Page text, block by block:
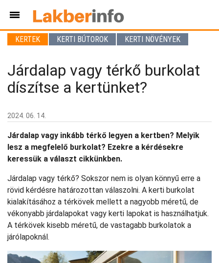
KERTEK KERTI BÚTOROK KERTI NÖVÉNYEK
Járdalap vagy térkő burkolat
díszítse a kertünket?
2024. 06. 14.
Járdalap vagy inkább térkő legyen a kertben? Melyik
lesz a megfelelő burkolat? Ezekre a kérdésekre
keressük a választ cikkünkben.
Járdalap vagy térkő? Sokszor nem is olyan könnyű erre a
rövid kérdésre határozottan válaszolni. A kerti burkolat
kialakításához a térkövek mellett a nagyobb méretű, de
vékonyabb járdalapokat vagy kerti lapokat is használhatjuk.
A térkövek kisebb méretű, de vastagabb burkolatok a
járólapoknál.